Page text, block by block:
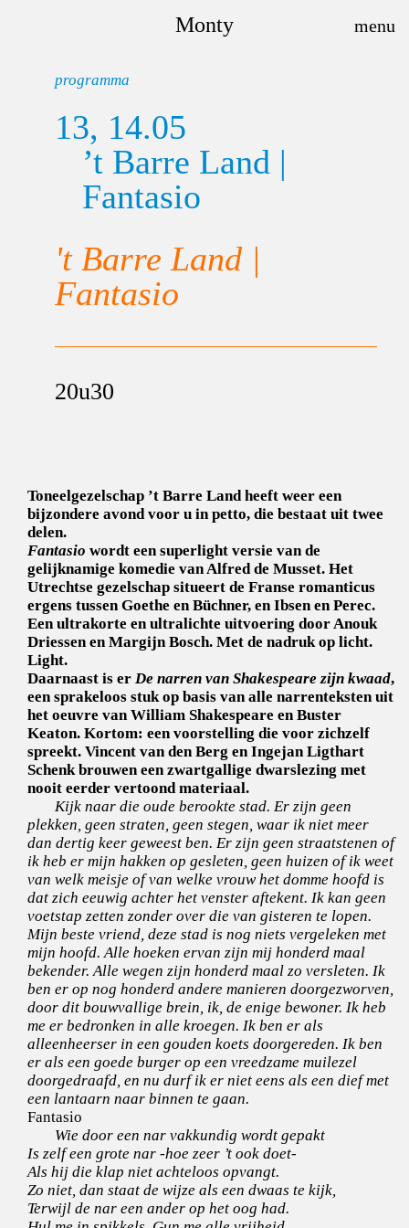
Monty
programma
13, 14.05
’t Barre Land |
Fantasio
't Barre Land |
Fantasio
20u30
Toneelgezelschap ’t Barre Land heeft weer een
bijzondere avond voor u in petto, die bestaat uit twee
delen.
Fantasio wordt een superlight versie van de
gelijknamige komedie van Alfred de Musset. Het
Utrechtse gezelschap situeert de Franse romanticus
ergens tussen Goethe en Büchner, en Ibsen en Perec.
Een ultrakorte en ultralichte uitvoering door Anouk
Driessen en Margijn Bosch. Met de nadruk op licht.
Light.
Daarnaast is er De narren van Shakespeare zijn kwaad,
een sprakeloos stuk op basis van alle narrenteksten uit
het oeuvre van William Shakespeare en Buster
Keaton. Kortom: een voorstelling die voor zichzelf
spreekt. Vincent van den Berg en Ingejan Ligthart
Schenk brouwen een zwartgallige dwarslezing met
nooit eerder vertoond materiaal.
Kijk naar die oude berookte stad. Er zijn geen
plekken, geen straten, geen stegen, waar ik niet meer
dan dertig keer geweest ben. Er zijn geen straatstenen of
ik heb er mijn hakken op gesleten, geen huizen of ik weet
van welk meisje of van welke vrouw het domme hoofd is
dat zich eeuwig achter het venster aftekent. Ik kan geen
voetstap zetten zonder over die van gisteren te lopen.
Mijn beste vriend, deze stad is nog niets vergeleken met
mijn hoofd. Alle hoeken ervan zijn mij honderd maal
bekender. Alle wegen zijn honderd maal zo versleten. Ik
ben er op nog honderd andere manieren doorgezworven,
door dit bouwvallige brein, ik, de enige bewoner. Ik heb
me er bedronken in alle kroegen. Ik ben er als
alleenheerser in een gouden koets doorgereden. Ik ben
er als een goede burger op een vreedzame muilezel
doorgedraafd, en nu durf ik er niet eens als een dief met
een lantaarn naar binnen te gaan.
Fantasio
Wie door een nar vakkundig wordt gepakt
Is zelf een grote nar -hoe zeer ’t ook doet-
Als hij die klap niet achteloos opvangt.
Zo niet, dan staat de wijze als een dwaas te kijk,
Terwijl de nar een ander op het oog had.